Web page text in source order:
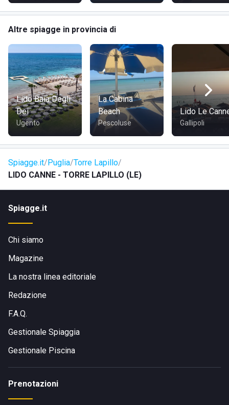
Altre spiagge in provincia di
Lido Baia Degli
Dei
Ugento
La Cabina
Beach
Pescoluse
Lido Le
Gallipoli
Spiagge.it Puglia Torre Lapillo
LIDO CANNE - TORRE LAPILLO (LE)
Spiagge.it
Chi siamo
Magazine
La nostra linea editoriale
Redazione
F.A.Q.
Gestionale Spiaggia
Gestionale Piscina
Prenotazioni